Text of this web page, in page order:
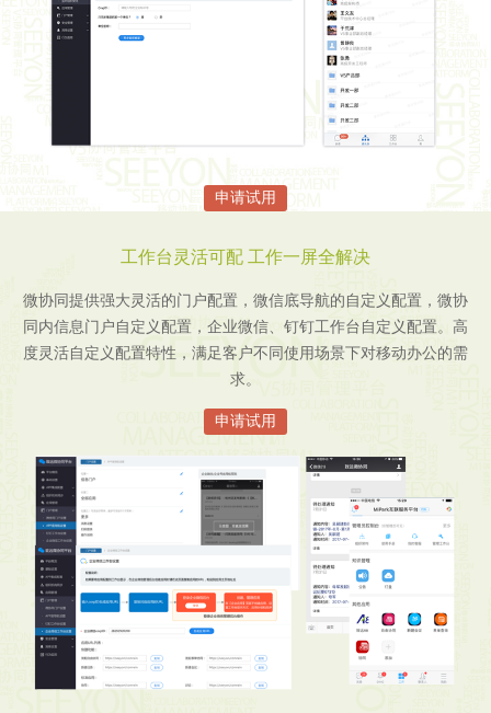
申请试用
工作台灵活可配 工作一屏全解决
微协同提供强大灵活的门户配置，微信底导航的自定义配置，微协
同内信息门户自定义配置，企业微信、钉钉工作台自定义配置。高
度灵活自定义配置特性，满足客户不同使用场景下对移动办公的需
求。
申请试用